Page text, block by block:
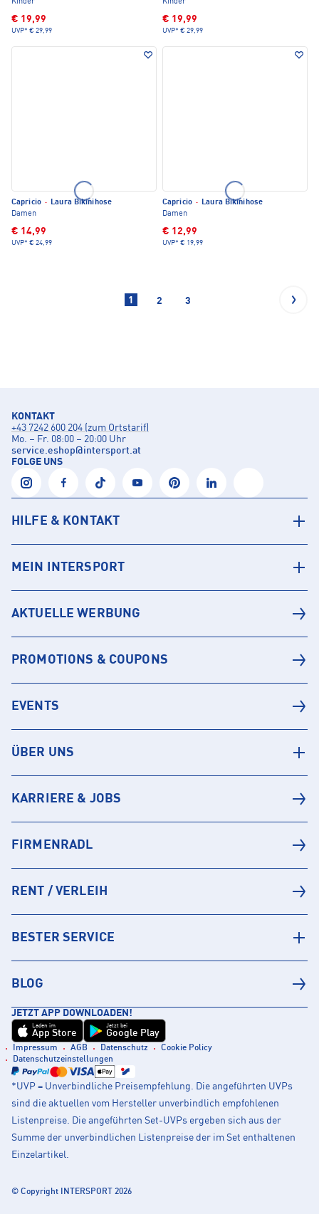
Kinder
€ 19,99
UVP* € 29,99
Kinder
€ 19,99
UVP* € 29,99
Capricio · Laura Bikinihose
Damen
€ 14,99
UVP* € 24,99
Capricio · Laura Bikinihose
Damen
€ 12,99
UVP* € 19,99
1 2 3
KONTAKT
+43 7242 600 204 (zum Ortstarif)
Mo. – Fr. 08:00 – 20:00 Uhr
service.eshop@intersport.at
FOLGE UNS
HILFE & KONTAKT
MEIN INTERSPORT
AKTUELLE WERBUNG
PROMOTIONS & COUPONS
EVENTS
ÜBER UNS
KARRIERE & JOBS
FIRMENRADL
RENT / VERLEIH
BESTER SERVICE
BLOG
JETZT APP DOWNLOADEN!
Laden im
App Store
Jetzt bei
Google Play
Impressum AGB Datenschutz
Cookie Policy
Datenschutzeinstellungen
*UVP = Unverbindliche Preisempfehlung. Die angeführten UVPs
sind die aktuellen vom Hersteller unverbindlich empfohlenen
Listenpreise. Die angeführten Set-UVPs ergeben sich aus der
Summe der unverbindlichen Listenpreise der im Set enthaltenen
Einzelartikel.
© Copyright INTERSPORT 2026